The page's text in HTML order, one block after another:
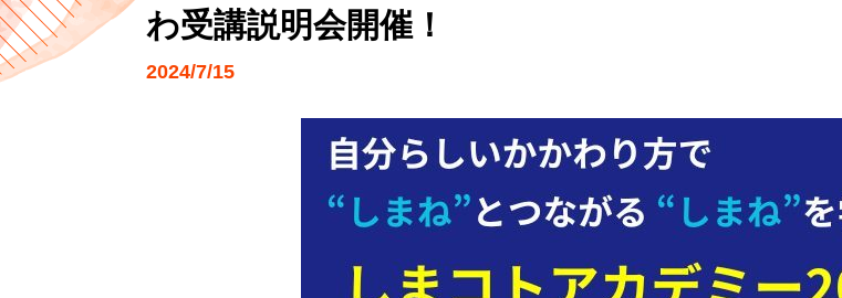
わ受講説明会開催！
2024/7/15